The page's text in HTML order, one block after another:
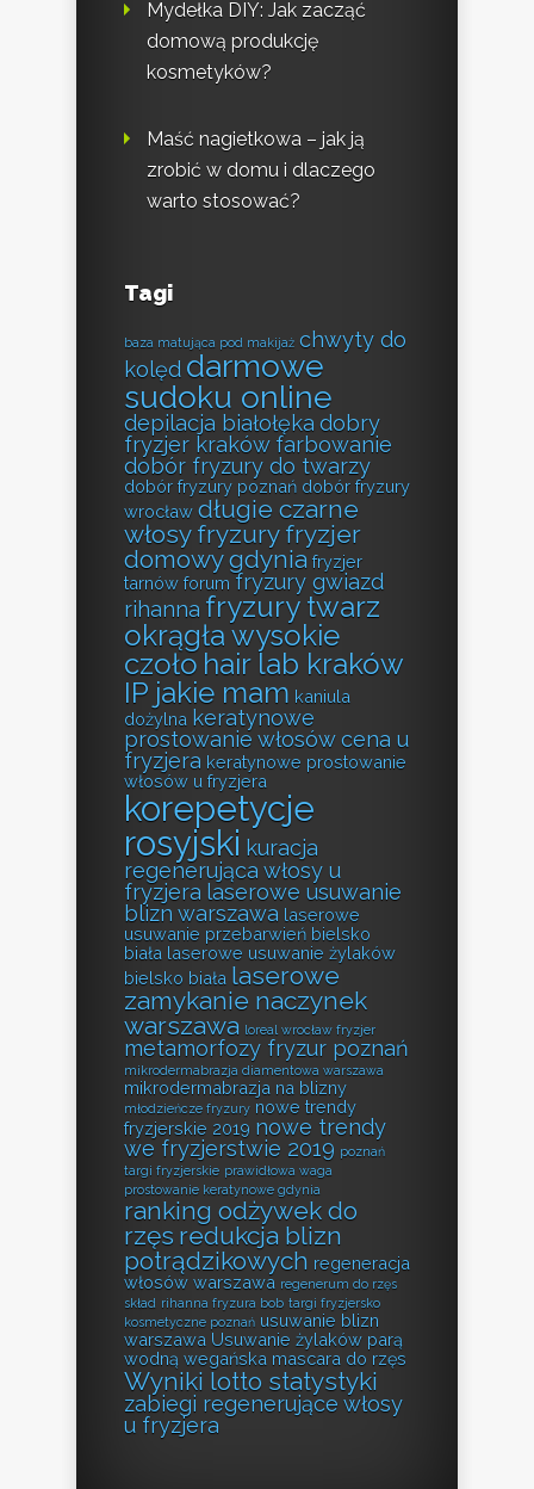
Mydełka DIY: Jak zacząć
domową produkcję
kosmetyków?
Maść nagietkowa – jak ją
zrobić w domu i dlaczego
warto stosować?
Tagi
baza matująca pod makijaż chwyty do
kolęd darmowe
sudoku online
depilacja białołęka dobry
fryzjer kraków farbowanie
dobór fryzury do twarzy
dobór fryzury poznań dobór fryzury
wrocław długie czarne
włosy fryzury fryzjer
domowy gdynia fryzjer
tarnów forum fryzury gwiazd
rihanna fryzury twarz
okrągła wysokie
czoło hair lab kraków
IP jakie mam kaniula
dożylna keratynowe
prostowanie włosów cena u
fryzjera keratynowe prostowanie
włosów u fryzjera
korepetycje
rosyjski kuracja
regenerująca włosy u
fryzjera laserowe usuwanie
blizn warszawa laserowe
usuwanie przebarwień bielsko
biała laserowe usuwanie żylaków
bielsko biała laserowe
zamykanie naczynek
warszawa
loreal wrocław fryzjer
metamorfozy fryzur poznań
mikrodermabrazja diamentowa warszawa
mikrodermabrazja na blizny
młodzieńcze fryzury nowe trendy
fryzjerskie 2019 nowe trendy
we fryzjerstwie 2019 poznań
targi fryzjerskie prawidłowa waga
prostowanie keratynowe gdynia
ranking odżywek do
rzęs redukcja blizn
potrądzikowych regeneracja
włosów warszawa regenerum do rzęs
skład rihanna fryzura bob targi fryzjersko
kosmetyczne poznań usuwanie blizn
warszawa Usuwanie żylaków parą
wodną wegańska mascara do rzęs
Wyniki lotto statystyki
zabiegi regenerujące włosy
u fryzjera